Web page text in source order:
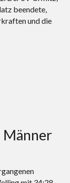
beendete,
und die